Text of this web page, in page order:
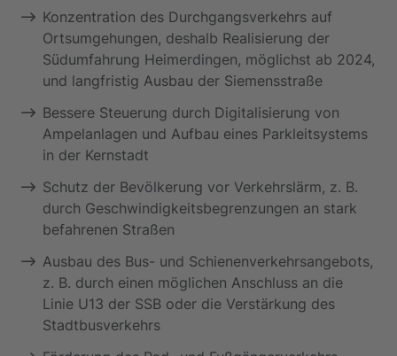
Konzentration des Durchgangsverkehrs auf
Ortsumgehungen, deshalb Realisierung der
Südumfahrung Heimerdingen, möglichst ab 2024,
und langfristig Ausbau der Siemensstraße
Bessere Steuerung durch Digitalisierung von
Ampelanlagen und Aufbau eines Parkleitsystems
in der Kernstadt
Schutz der Bevölkerung vor Verkehrslärm, z. B.
durch Geschwindigkeitsbegrenzungen an stark
befahrenen Straßen
Ausbau des Bus- und Schienenverkehrsangebots,
z. B. durch einen möglichen Anschluss an die
Linie U13 der SSB oder die Verstärkung des
Stadtbusverkehrs